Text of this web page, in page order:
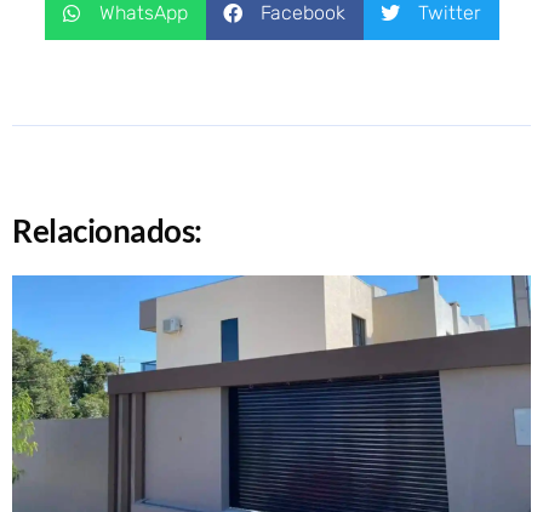
WhatsApp Facebook Twitter
Relacionados: